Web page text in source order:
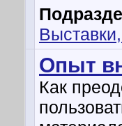
Опыт
Как